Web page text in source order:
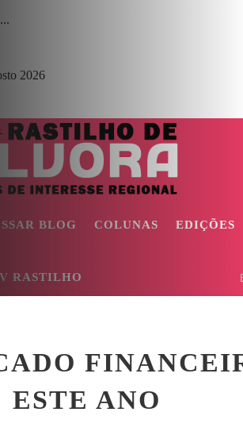
2026
BLOG COLUNAS EDIÇÕES
RASTILHO
ESTE ANO